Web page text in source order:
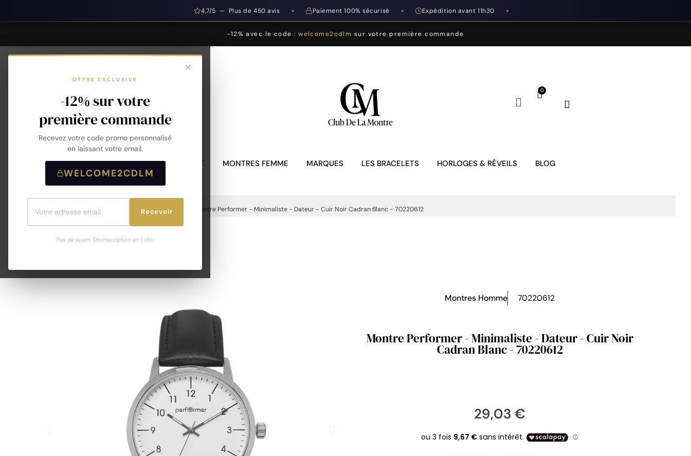
4,7/5 — Plus de 450 avis ◆ Paiement 100% sécurisé ◆ Expédition avant 11h30 ◆
-12% avec le code :welcome2cdlm sur votre première commande
OFFRE EXCLUSIVE
-12% sur votre
première commande
Recevez votre code promo personnalisé
en laissant votre email.
WELCOME2CDLM
Recevoir
Pas de spam. Désinscription en 1 clic.
MONTRES HOMME MONTRES FEMME MARQUES LES BRACELETS HORLOGES & RÉVEILS BLOG
Accueil Montres Montres Homme Montre Performer - Minimaliste - Dateur - Cuir Noir Cadran Blanc - 70220612
Montres Homme 70220612
Montre Performer - Minimaliste - Dateur - Cuir Noir
Cadran Blanc - 70220612
29,03 €